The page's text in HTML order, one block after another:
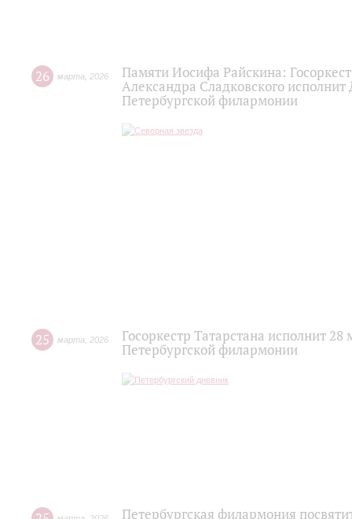
26 марта 2026
Памяти Иосифа Райскина:
Александра Сладковского
Петербургской филармонии
25 марта 2026
Госоркестр Татарстана исполнит
Петербургской филармонии
Петербургская филармония